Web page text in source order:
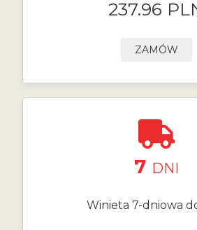
237.96
ZAMÓW
7 DNI
Winieta 7-dniowa